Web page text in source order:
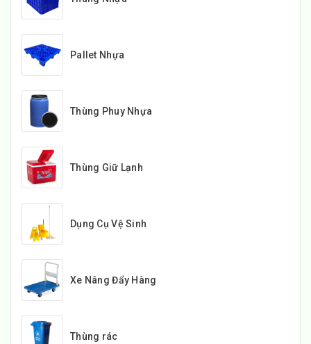
Pallet Nhựa
Thùng Phuy Nhựa
Thùng Giữ Lạnh
Dụng Cụ Vệ Sinh
Xe Nâng Đẩy Hàng
Thùng rác